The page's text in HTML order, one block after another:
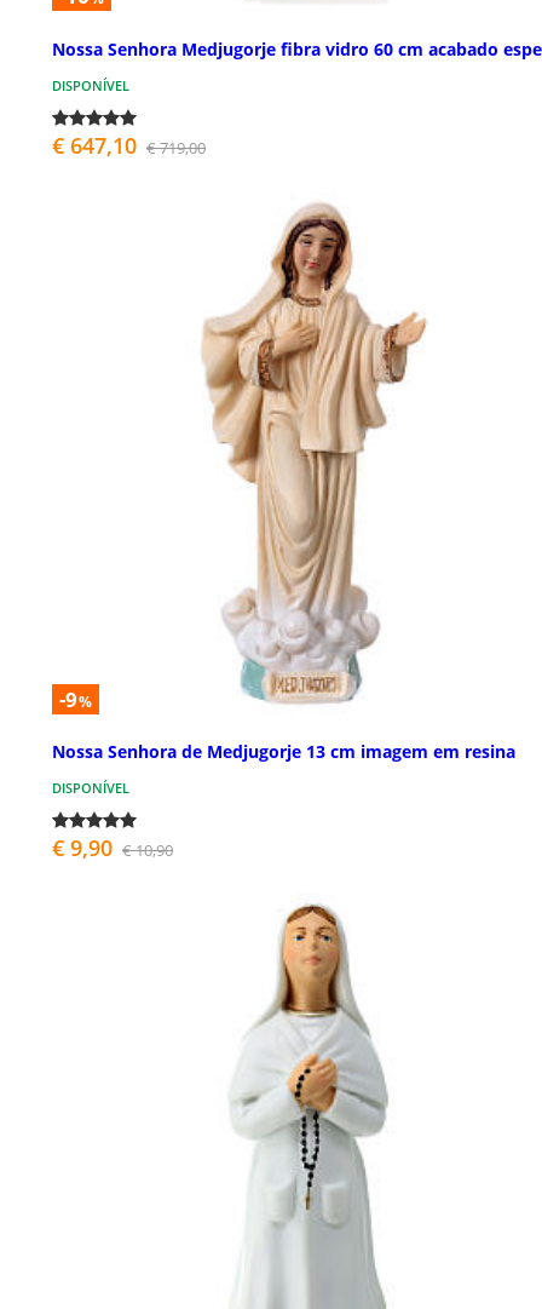
Nossa Senhora Medjugorje fibra vidro 60 cm acabado
DISPONÍVEL
€ 647,10 € 719,00
-9%
Nossa Senhora de Medjugorje 13 cm imagem em resina
DISPONÍVEL
€ 9,90 € 10,90